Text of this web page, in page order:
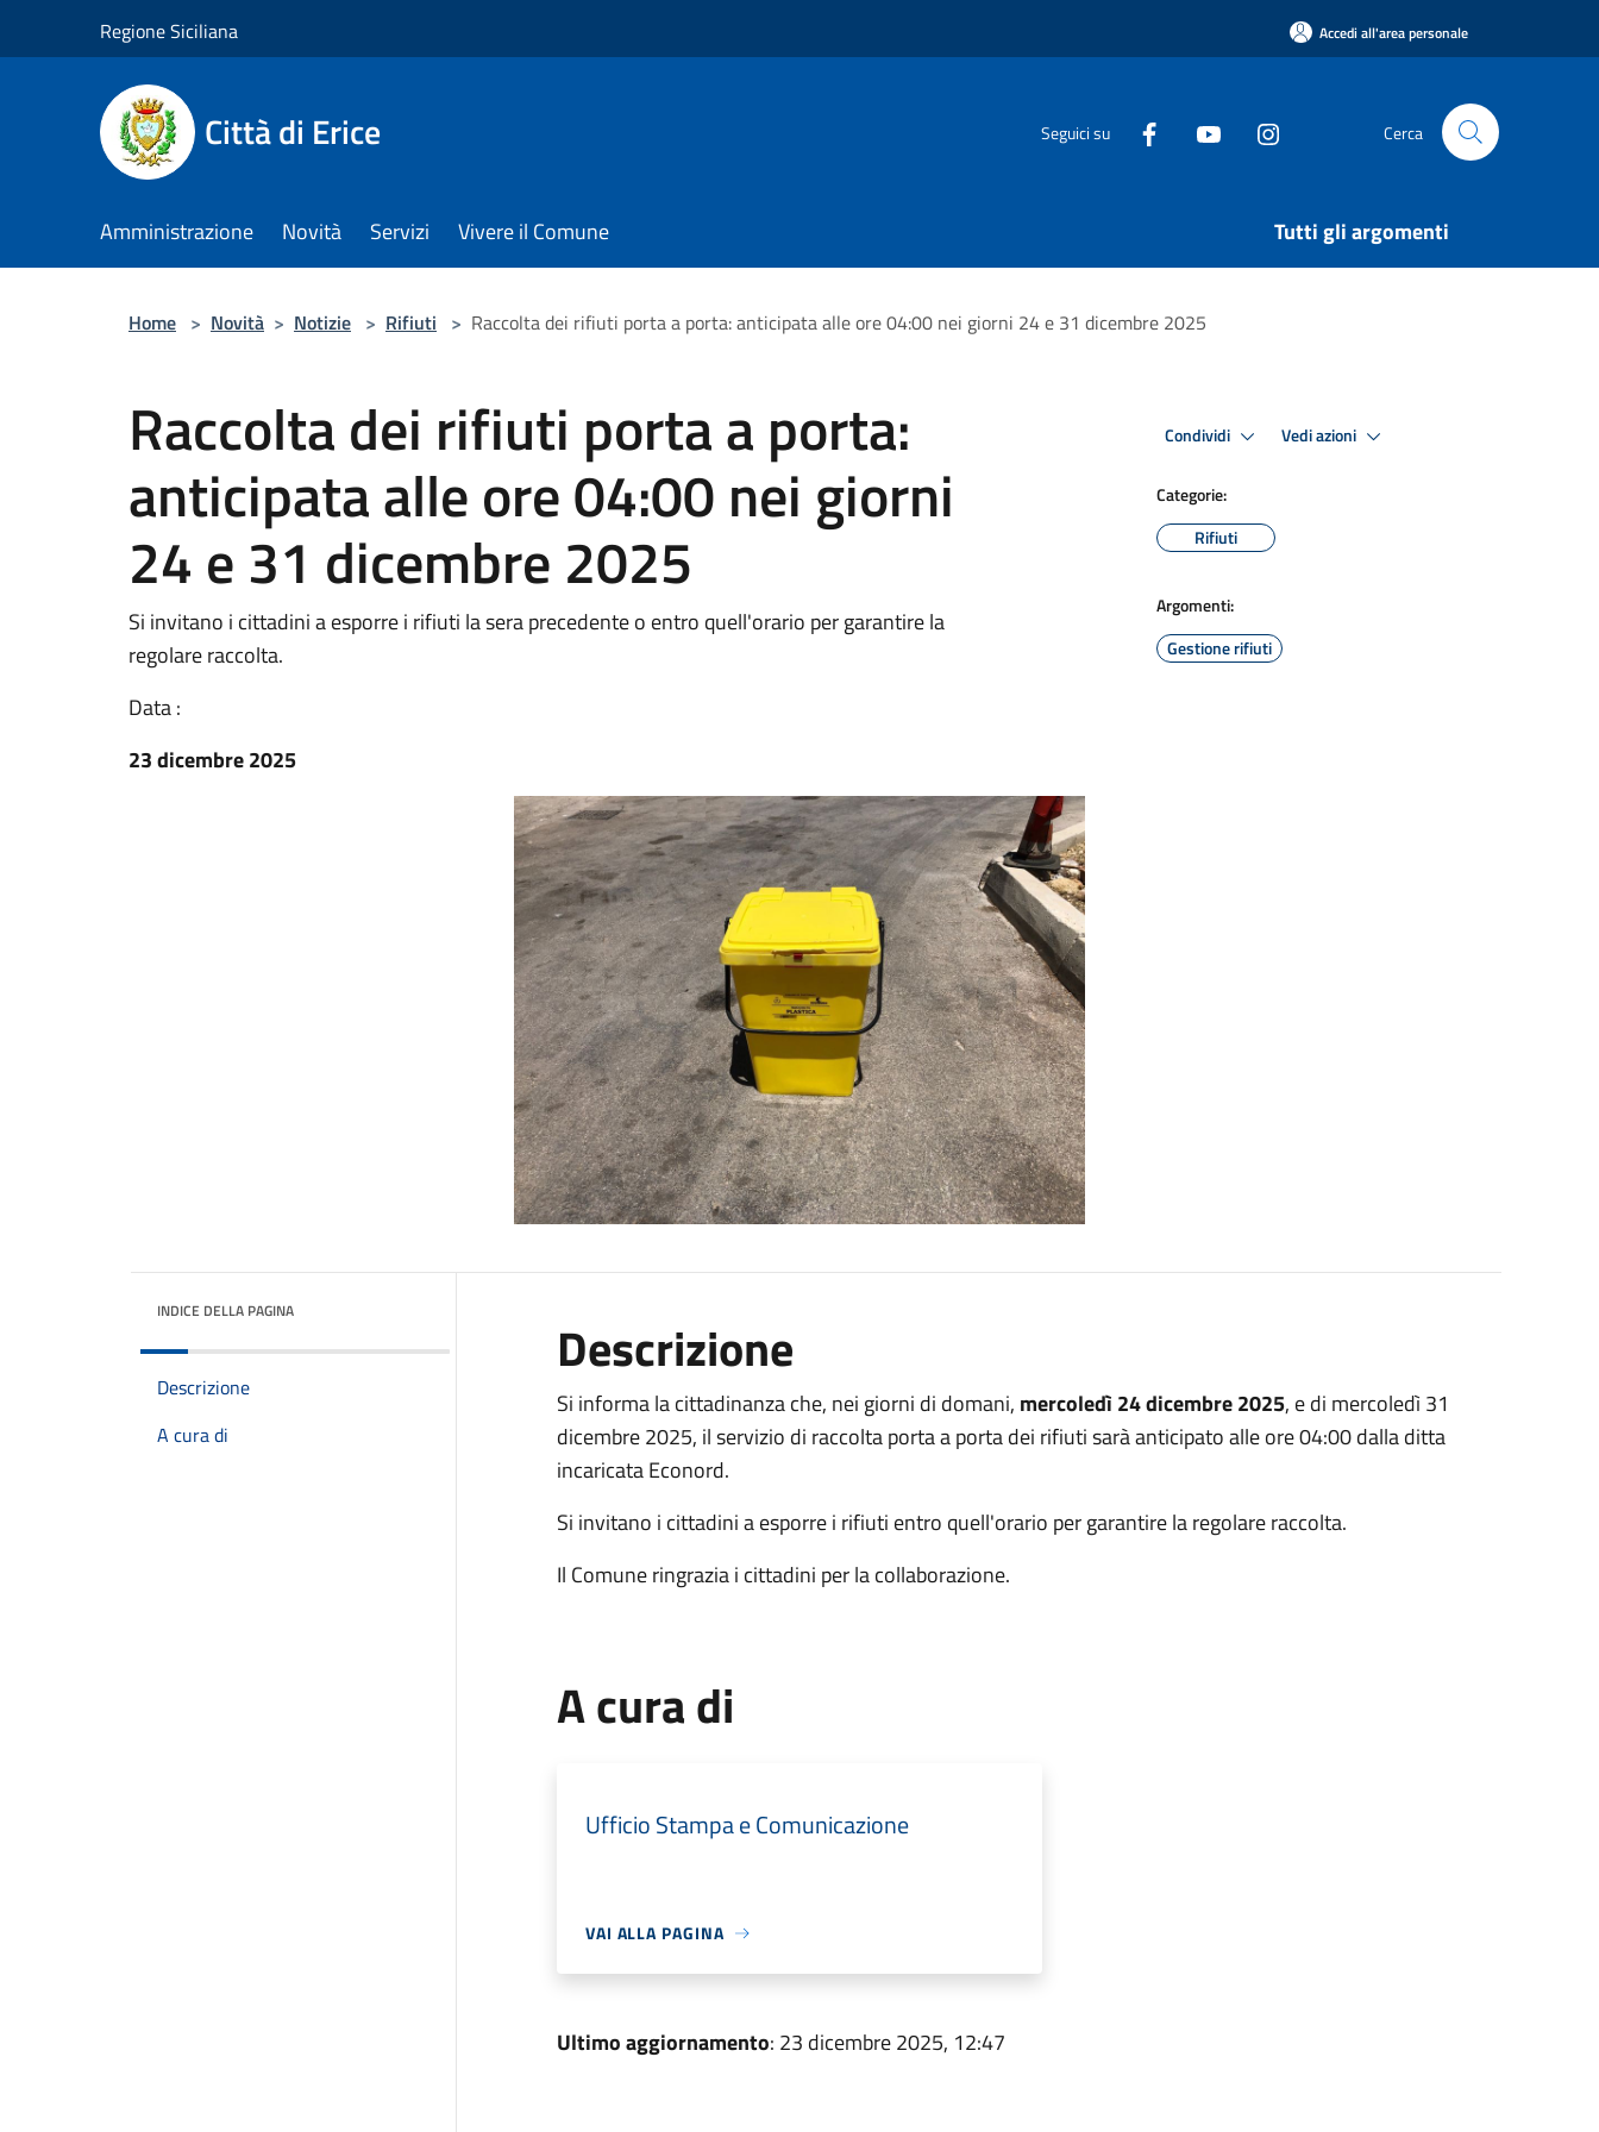
Regione Siciliana Accedi all'area personale
Città di Erice Seguici su Cerca
Amministrazione Novità Servizi Vivere il Comune Tutti gli argomenti
Home > Novità > Notizie > Rifiuti > Raccolta dei rifiuti porta a porta: anticipata alle ore 04:00 nei giorni 24 e 31 dicembre 2025
Raccolta dei rifiuti porta a porta:
anticipata alle ore 04:00 nei giorni
24 e 31 dicembre 2025
Si invitano i cittadini a esporre i rifiuti la sera precedente o entro quell'orario per garantire la
regolare raccolta.
Data :
23 dicembre 2025
Condividi Vedi azioni
Categorie:
Rifiuti
Argomenti:
Gestione rifiuti
INDICE DELLA PAGINA
Descrizione
A cura di
Descrizione
Si informa la cittadinanza che, nei giorni di domani, mercoledì 24 dicembre 2025, e di mercoledì 31
dicembre 2025, il servizio di raccolta porta a porta dei rifiuti sarà anticipato alle ore 04:00 dalla ditta
incaricata Econord.
Si invitano i cittadini a esporre i rifiuti entro quell'orario per garantire la regolare raccolta.
Il Comune ringrazia i cittadini per la collaborazione.
A cura di
Ufficio Stampa e Comunicazione
VAI ALLA PAGINA
Ultimo aggiornamento: 23 dicembre 2025, 12:47